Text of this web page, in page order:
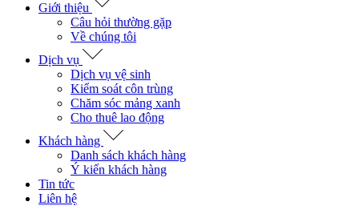
Giới thiệu
Câu hỏi thường gặp
Về chúng tôi
Dịch vụ
Dịch vụ vệ sinh
Kiểm soát côn trùng
Chăm sóc mảng xanh
Cho thuê lao động
Khách hàng
Danh sách khách hàng
Ý kiến khách hàng
Tin tức
Liên hệ